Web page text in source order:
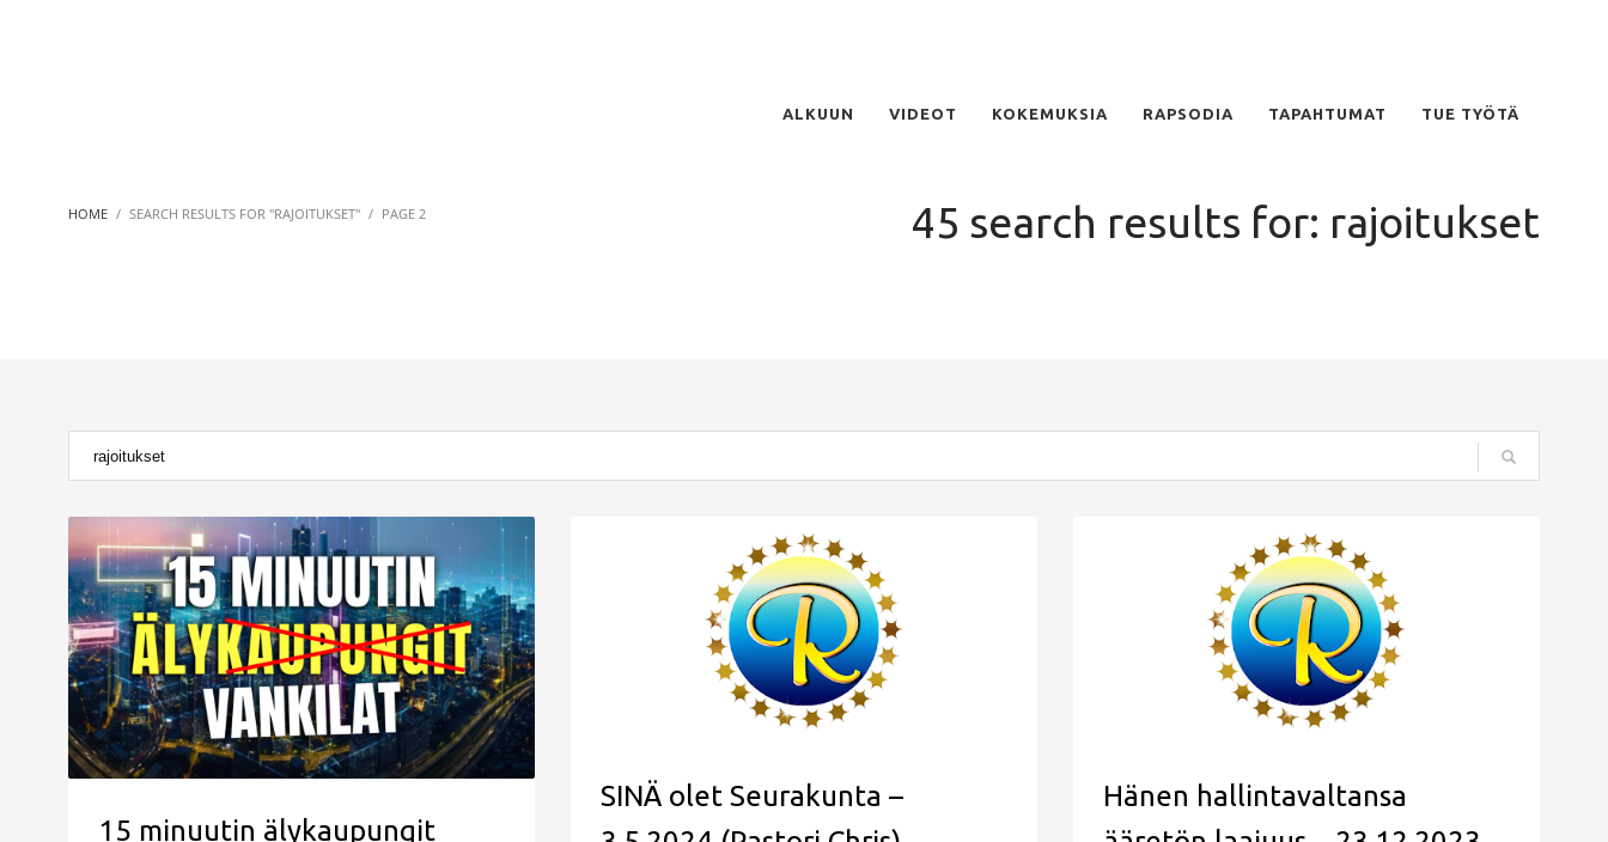
ALKUUN VIDEOT KOKEMUKSIA RAPSODIA TAPAHTUMAT TUE TYÖTÄ
HOME SEARCH RESULTS FOR "RAJOITUKSET" PAGE 2 45 search results for: rajoitukset
15 minuutin älykaupungit
SINÄ olet Seurakunta –
Hänen hallintavaltansa